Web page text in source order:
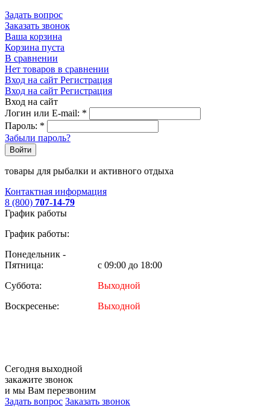
Задать вопрос
Заказать звонок
Ваша корзина
Корзина пуста
В сравнении
Нет товаров в сравнении
Вход на сайт Регистрация
Вход на сайт Регистрация
Вход на сайт
Логин или E-mail: *
Пароль: *
Забыли пароль?
Войти
товары для рыбалки и активного отдыха
Контактная информация
8 (800) 707-14-79
График работы
График работы:
Понедельник -
Пятница:
с 09:00 до 18:00
Суббота:
Выходной
Воскресенье:
Выходной
Сегодня выходной
закажите звонок
и мы Вам перезвоним
Задать вопрос Заказать звонок